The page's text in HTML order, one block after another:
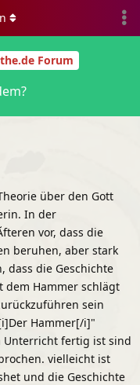
Forum
über den Gott
In der
vor, dass die
beruhen, aber stark
dass die Geschichte
dem Hammer schlägt
sein
Hammer[/i]"
Unterricht fertig ist sind
vielleicht ist
und die Geschichte